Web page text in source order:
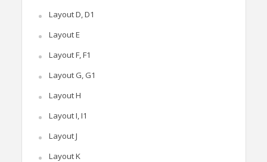
Layout D, D1
Layout E
Layout F, F1
Layout G, G1
Layout H
Layout I, I1
Layout J
Layout K